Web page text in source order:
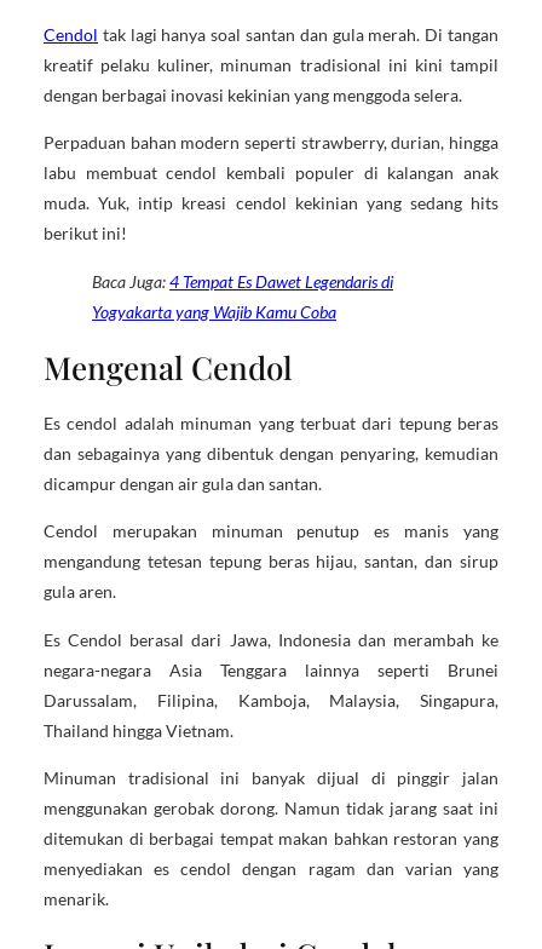
Cendol tak lagi hanya soal santan dan gula merah. Di tangan
kreatif pelaku kuliner, minuman tradisional ini kini tampil
dengan berbagai inovasi kekinian yang menggoda selera.
Perpaduan bahan modern seperti strawberry, durian, hingga
labu membuat cendol kembali populer di kalangan anak
muda. Yuk, intip kreasi cendol kekinian yang sedang hits
berikut ini!
Baca Juga:4 Tempat Es Dawet Legendaris di
Yogyakarta yang Wajib Kamu Coba
Mengenal Cendol
Es cendol adalah minuman yang terbuat dari tepung beras
dan sebagainya yang dibentuk dengan penyaring, kemudian
dicampur dengan air gula dan santan.
Cendol merupakan minuman penutup es manis yang
mengandung tetesan tepung beras hijau, santan, dan sirup
gula aren.
Es Cendol berasal dari Jawa, Indonesia dan merambah ke
negara-negara Asia Tenggara lainnya seperti Brunei
Darussalam, Filipina, Kamboja, Malaysia, Singapura,
Thailand hingga Vietnam.
Minuman tradisional ini banyak dijual di pinggir jalan
menggunakan gerobak dorong. Namun tidak jarang saat ini
ditemukan di berbagai tempat makan bahkan restoran yang
menyediakan es cendol dengan ragam dan varian yang
menarik.